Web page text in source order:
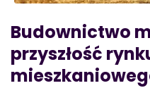
Budownictwo
przyszłość